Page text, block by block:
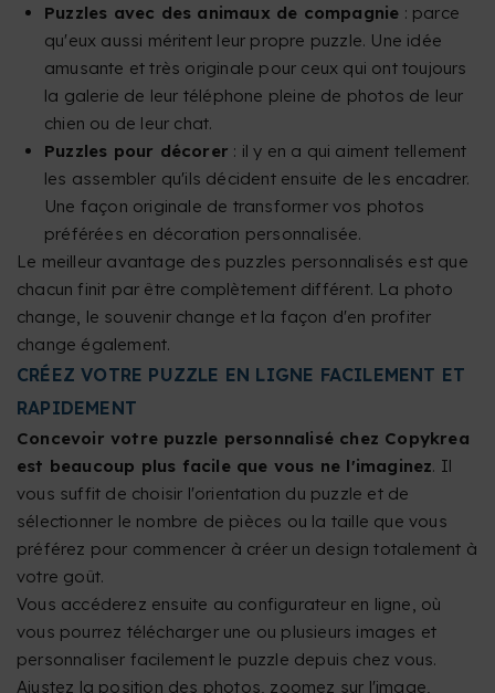
Puzzles avec des animaux de compagnie : parce
qu'eux aussi méritent leur propre puzzle. Une idée
amusante et très originale pour ceux qui ont toujours
la galerie de leur téléphone pleine de photos de leur
chien ou de leur chat.
Puzzles pour décorer : il y en a qui aiment tellement
les assembler qu'ils décident ensuite de les encadrer.
Une façon originale de transformer vos photos
préférées en décoration personnalisée.
Le meilleur avantage des puzzles personnalisés est que
chacun finit par être complètement différent. La photo
change, le souvenir change et la façon d'en profiter
change également.
CRÉEZ VOTRE PUZZLE EN LIGNE FACILEMENT ET
RAPIDEMENT
Concevoir votre puzzle personnalisé chez Copykrea
est beaucoup plus facile que vous ne l'imaginez. Il
vous suffit de choisir l'orientation du puzzle et de
sélectionner le nombre de pièces ou la taille que vous
préférez pour commencer à créer un design totalement à
votre goût.
Vous accéderez ensuite au configurateur en ligne, où
vous pourrez télécharger une ou plusieurs images et
personnaliser facilement le puzzle depuis chez vous.
Ajustez la position des photos, zoomez sur l'image,